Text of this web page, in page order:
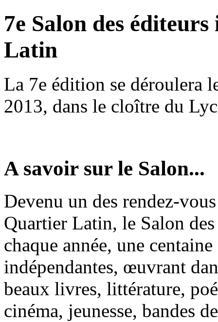
7e Salon des
Latin
La 7e édition se déroulera
2013, dans le cloître du
A savoir sur le Salon...
Devenu un des rendez-
Quartier Latin, le Salon
chaque année, une
indépendantes, œuvrant
beaux livres, littérature,
cinéma, jeunesse, bandes